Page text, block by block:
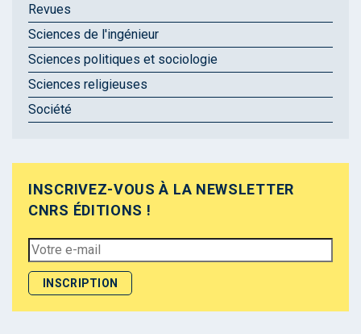
Revues
Sciences de l'ingénieur
Sciences politiques et sociologie
Sciences religieuses
Société
INSCRIVEZ-VOUS À LA NEWSLETTER
CNRS ÉDITIONS !